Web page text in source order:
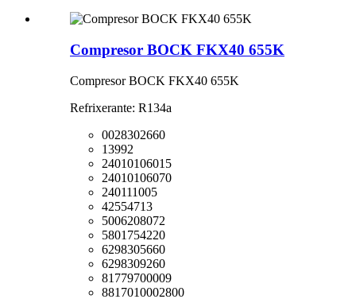
Compresor BOCK FKX40 655K
Compresor BOCK FKX40 655K
Refrixerante: R134a
0028302660
13992
24010106015
24010106070
240111005
42554713
5006208072
5801754220
6298305660
6298309260
81779700009
8817010002800